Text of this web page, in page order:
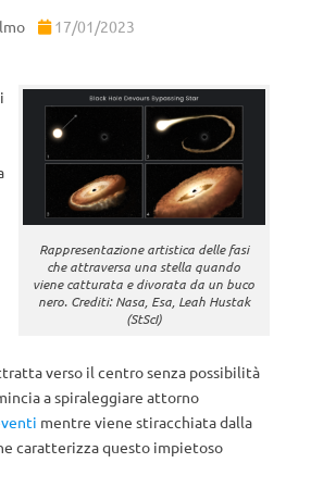
17/01/2023
Rappresentazione artistica delle fasi
che attraversa una stella quando
viene catturata e divorata da un buco
nero. Crediti: Nasa, Esa, Leah Hustak
(StScI)
verso il centro senza possibilità
a spiraleggiare attorno
mentre viene stiracchiata dalla
caratterizza questo impietoso